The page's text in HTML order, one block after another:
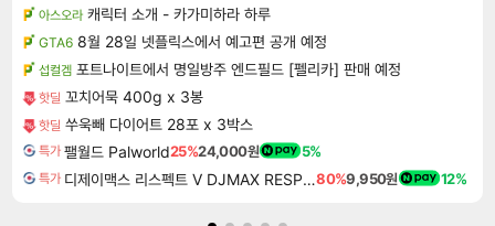
아스오라 캐릭터 소개 - 카가미하라 하루
GTA6 8월 28일 넷플릭스에서 예고편 공개 예정
섭컬겜 포트나이트에서 명일방주 엔드필드 [펠리카] 판매 예정
핫딜 꼬치어묵 400g x 3봉
핫딜 쑤욱빼 다이어트 28포 x 3박스
특가 팰월드 Palworld25%24,000원 5%
특가 디제이맥스 리스펙트 V DJMAX RESPECT V80%9,950원 12%